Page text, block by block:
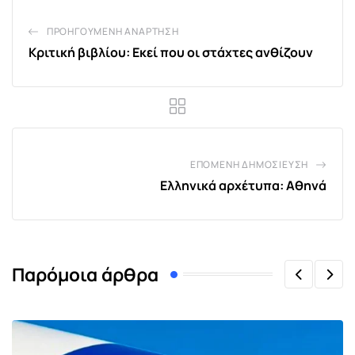
ΠΡΟΗΓΟΎΜΕΝΗ ΑΝΆΡΤΗΣΗ
Κριτική βιβλίου: Εκεί που οι στάχτες ανθίζουν
ΕΠΌΜΕΝΗ ΔΗΜΟΣΊΕΥΣΗ
Ελληνικά αρχέτυπα: Αθηνά
Παρόμοια άρθρα